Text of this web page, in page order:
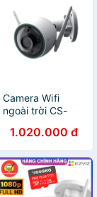
Camera Wifi
ngoài trời CS-
hợp AI
1.020.000 đ